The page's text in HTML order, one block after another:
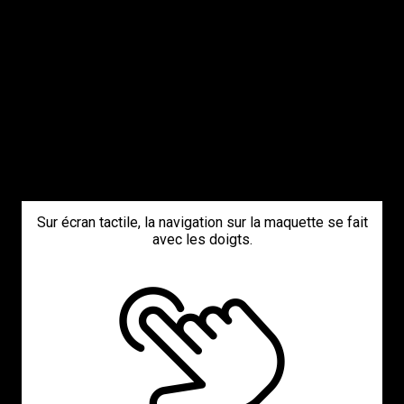
Sur écran tactile, la navigation sur la maquette se fait
avec les doigts.